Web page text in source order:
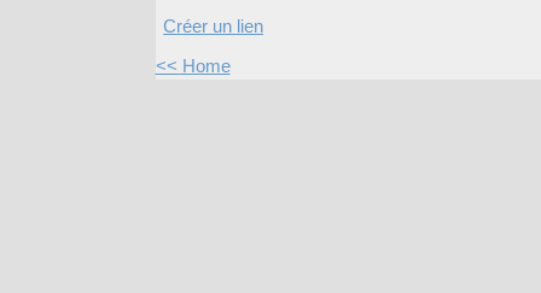
Créer un lien
<< Home